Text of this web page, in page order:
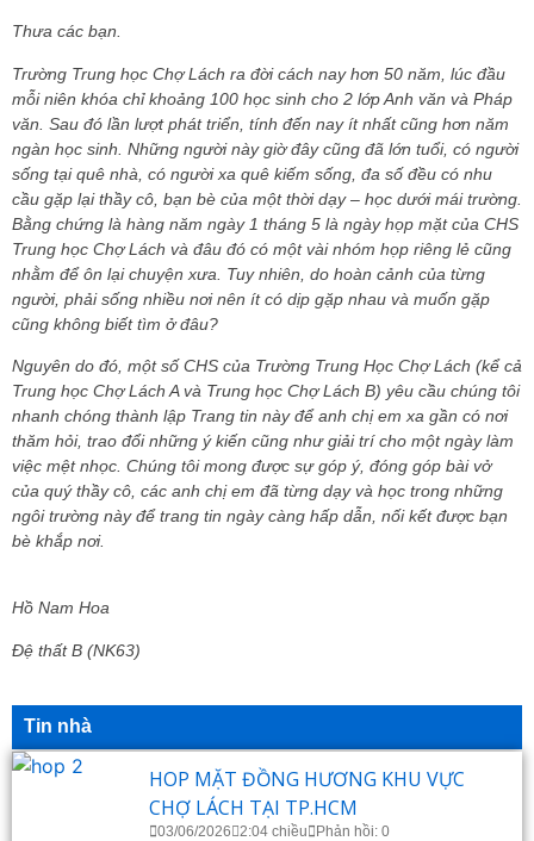
Thưa các bạn.
Trường Trung học Chợ Lách ra đời cách nay hơn 50 năm, lúc đầu
mỗi niên khóa chỉ khoảng 100 học sinh cho 2 lớp Anh văn và Pháp
văn. Sau đó lần lượt phát triển, tính đến nay ít nhất cũng hơn năm
ngàn học sinh. Những người này giờ đây cũng đã lớn tuổi, có người
sống tại quê nhà, có người xa quê kiếm sống, đa số đều có nhu
cầu gặp lại thầy cô, bạn bè của một thời dạy – học dưới mái trường.
Bằng chứng là hàng năm ngày 1 tháng 5 là ngày họp mặt của CHS
Trung học Chợ Lách và đâu đó có một vài nhóm họp riêng lẻ cũng
nhằm để ôn lại chuyện xưa. Tuy nhiên, do hoàn cảnh của từng
người, phải sống nhiều nơi nên ít có dịp gặp nhau và muốn gặp
cũng không biết tìm ở đâu?
Nguyên do đó, một số CHS của Trường Trung Học Chợ Lách (kể cả
Trung học Chợ Lách A và Trung học Chợ Lách B) yêu cầu chúng tôi
nhanh chóng thành lập Trang tin này để anh chị em xa gần có nơi
thăm hỏi, trao đổi những ý kiến cũng như giải trí cho một ngày làm
việc mệt nhọc. Chúng tôi mong được sự góp ý, đóng góp bài vở
của quý thầy cô, các anh chị em đã từng dạy và học trong những
ngôi trường này để trang tin ngày càng hấp dẫn, nối kết được bạn
bè khắp nơi.
Hồ Nam Hoa
Đệ thất B (NK63)
Tin nhà
HOP MẶT ĐỒNG HƯƠNG KHU VỰC
CHỢ LÁCH TẠI TP.HCM
03/06/2026 2:04 chiều Phản hồi: 0